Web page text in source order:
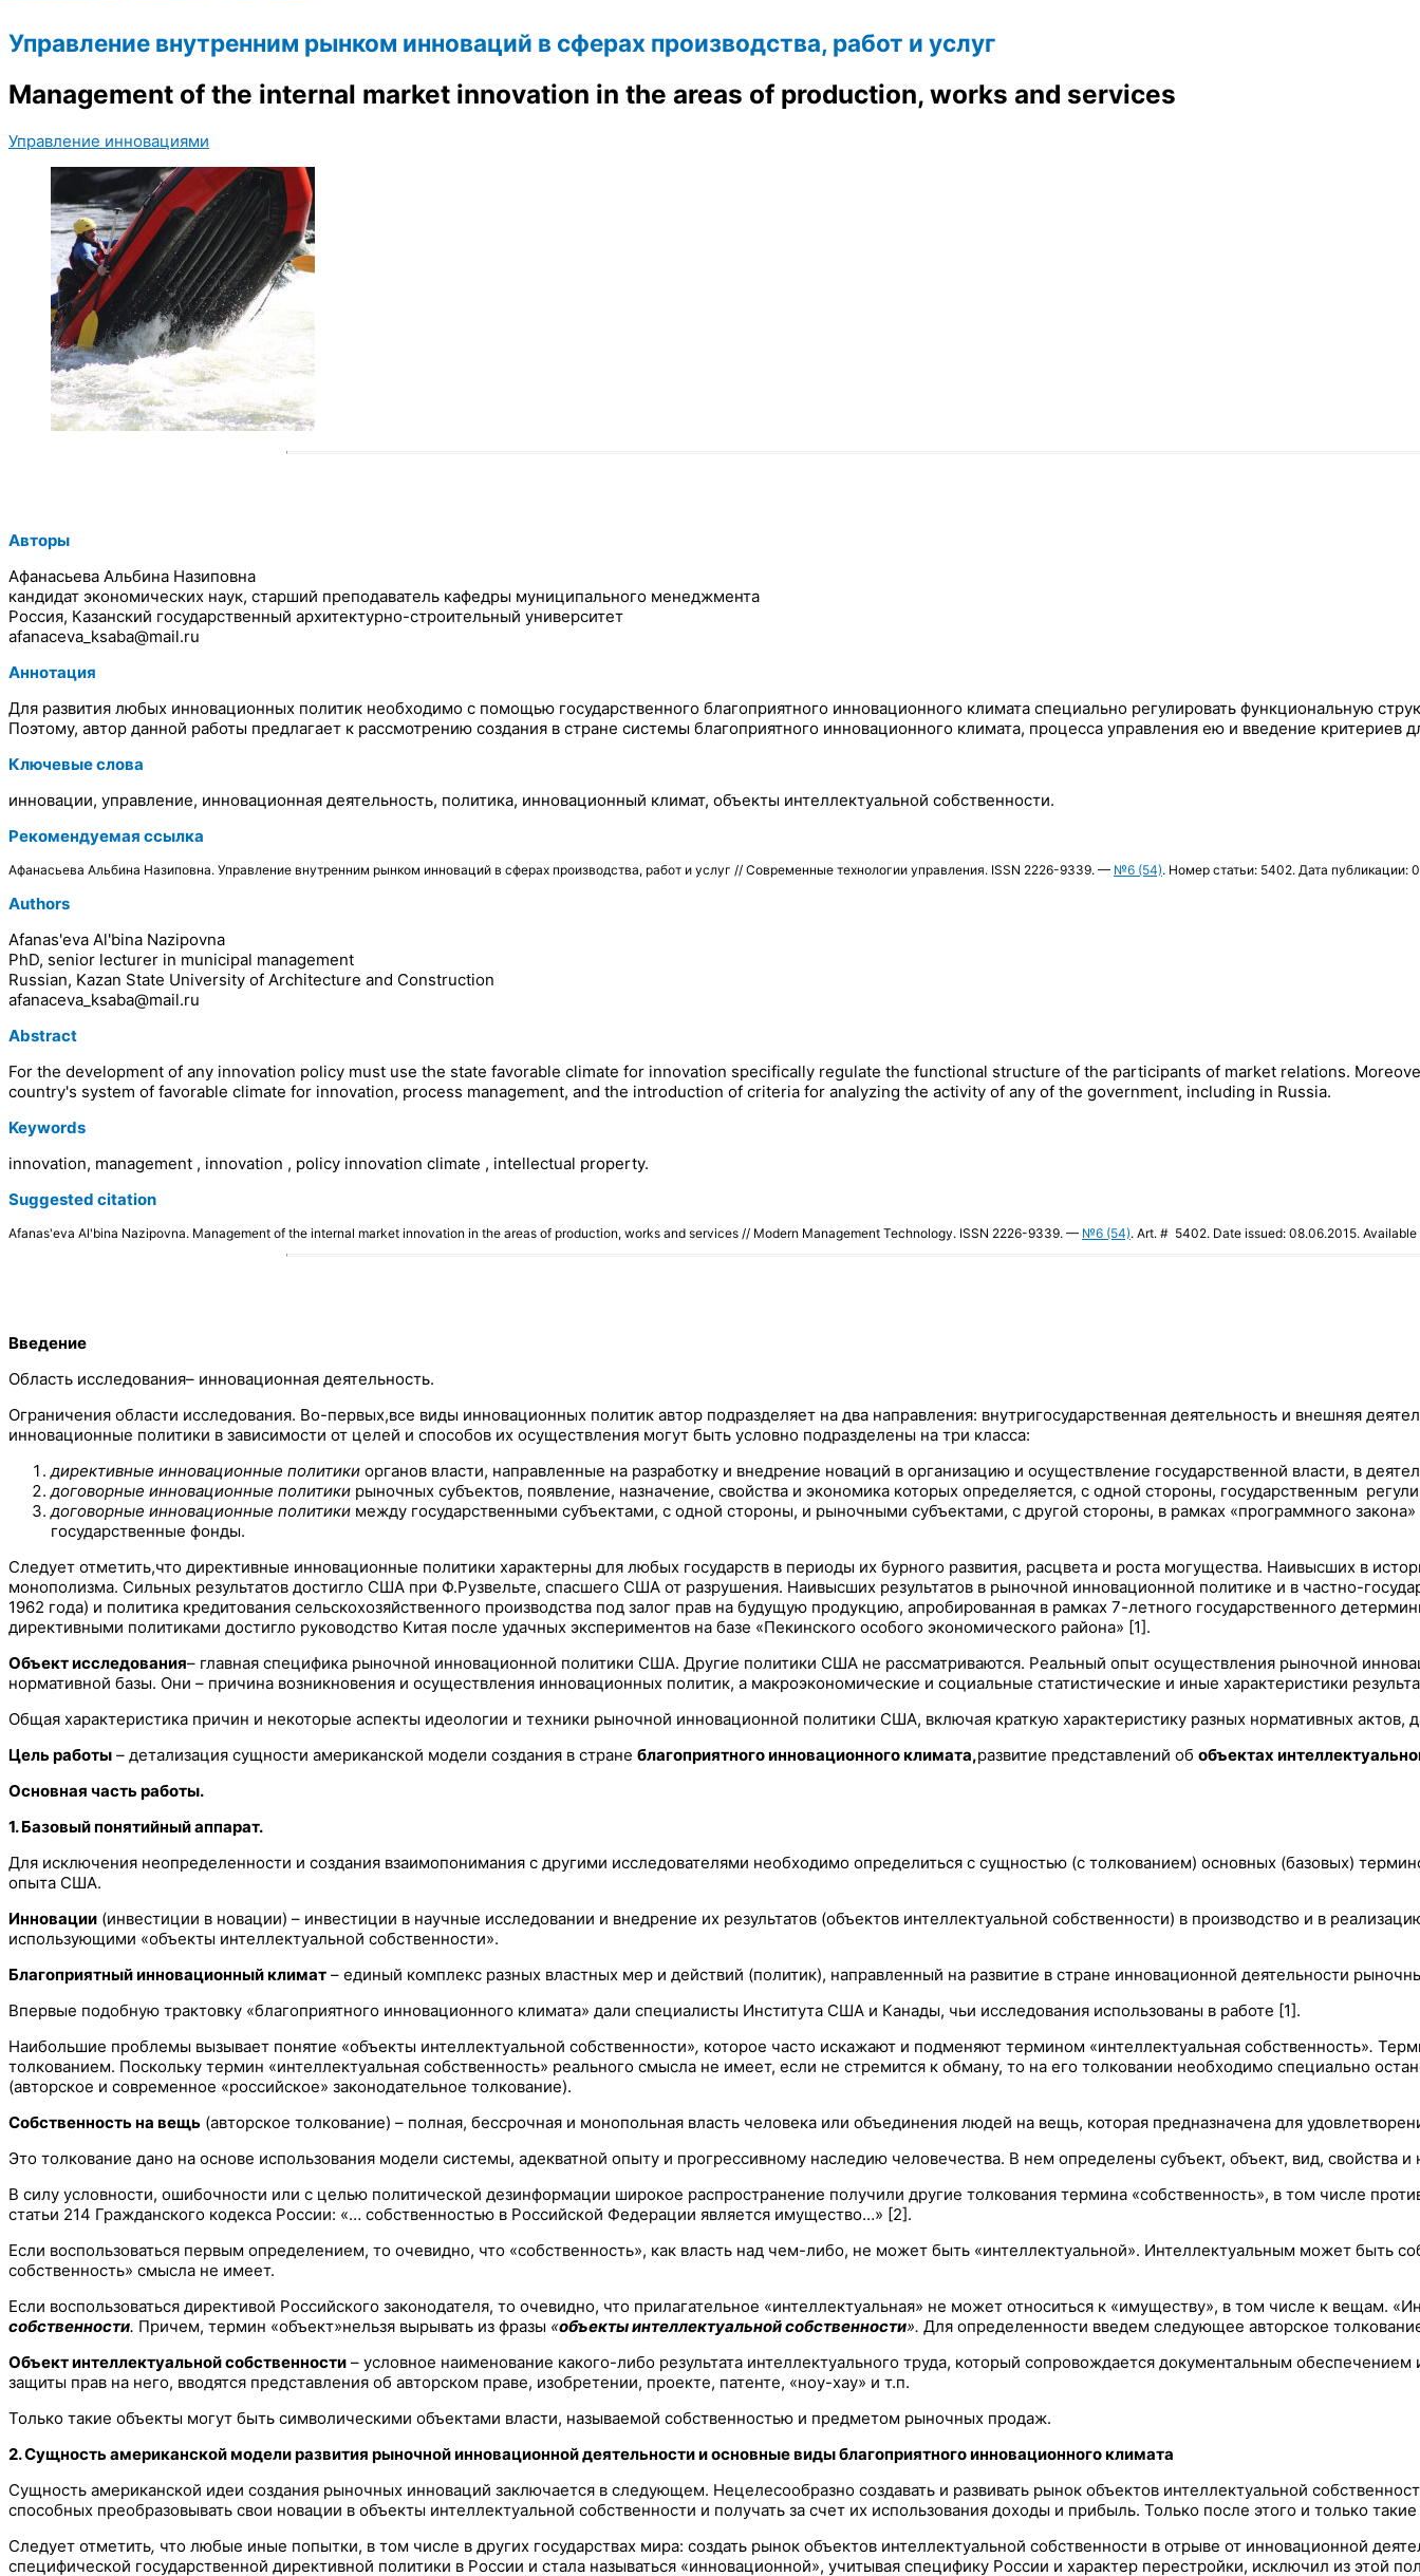
Управление внутренним рынком инноваций в сферах производства, работ и услуг
Management of the internal market innovation in the areas of production, works and services
Управление инновациями
Авторы
Афанасьева Альбина Назиповна
кандидат экономических наук, старший преподаватель кафедры муниципального менеджмента
Россия, Казанский государственный архитектурно-строительный университет
afanaceva_ksaba@mail.ru
Аннотация
Для развития любых инновационных политик необходимо с помощью государственного благоприятного инновационного климата специально регулировать функциональную
Поэтому, автор данной работы предлагает к рассмотрению создания в стране системы благоприятного инновационного климата, процесса управления ею и введение критериев
Ключевые слова
инновации, управление, инновационная деятельность, политика, инновационный климат, объекты интеллектуальной собственности.
Рекомендуемая ссылка
Афанасьева Альбина Назиповна. Управление внутренним рынком инноваций в сферах производства, работ и услуг // Современные технологии управления. ISSN 2226-9339. — №6 (54). Номер статьи: 5402. Дата
Authors
Afanas'eva Al'bina Nazipovna
PhD, senior lecturer in municipal management
Russian, Kazan State University of Architecture and Construction
afanaceva_ksaba@mail.ru
Abstract
For the development of any innovation policy must use the state favorable climate for innovation specifically regulate the functional structure of the participants of market relations.
country's system of favorable climate for innovation, process management, and the introduction of criteria for analyzing the activity of any of the government, including in Russia.
Keywords
innovation, management , innovation , policy innovation climate , intellectual property.
Suggested citation
Afanas'eva Al'bina Nazipovna. Management of the internal market innovation in the areas of production, works and services // Modern Management Technology. ISSN 2226-9339. — №6 (54). Art. # 5402. Date issued: 08.06.2015.
Введение
Область исследования– инновационная деятельность.
Ограничения области исследования. Во-первых,все виды инновационных политик автор подразделяет на два направления: внутригосударственная деятельность и внешняя
инновационные политики в зависимости от целей и способов их осуществления могут быть условно подразделены на три класса:
директивные инновационные политики органов власти, направленные на разработку и внедрение новаций в организацию и осуществление государственной власти, в
договорные инновационные политики рыночных субъектов, появление, назначение, свойства и экономика которых определяется, с одной стороны, государственным
договорные инновационные политики между государственными субъектами, с одной стороны, и рыночными субъектами, с другой стороны, в рамках «программного
государственные фонды.
Следует отметить,что директивные инновационные политики характерны для любых государств в периоды их бурного развития, расцвета и роста могущества. Наивысших в
монополизма. Сильных результатов достигло США при Ф.Рузвельте, спасшего США от разрушения. Наивысших результатов в рыночной инновационной политике и в частно-
1962 года) и политика кредитования сельскохозяйственного производства под залог прав на будущую продукцию, апробированная в рамках 7-летного государственного
директивными политиками достигло руководство Китая после удачных экспериментов на базе «Пекинского особого экономического района» [1].
Объект исследования– главная специфика рыночной инновационной политики США. Другие политики США не рассматриваются. Реальный опыт осуществления рыночной
нормативной базы. Они – причина возникновения и осуществления инновационных политик, а макроэкономические и социальные статистические и иные характеристики
Общая характеристика причин и некоторые аспекты идеологии и техники рыночной инновационной политики США, включая краткую характеристику разных нормативных
Цель работы – детализация сущности американской модели создания в стране благоприятного инновационного климата,развитие представлений об объектах
Основная часть работы.
1. Базовый понятийный аппарат.
Для исключения неопределенности и создания взаимопонимания с другими исследователями необходимо определиться с сущностью (с толкованием) основных (базовых)
опыта США.
Инновации (инвестиции в новации) – инвестиции в научные исследовании и внедрение их результатов (объектов интеллектуальной собственности) в производство и в
использующими «объекты интеллектуальной собственности».
Благоприятный инновационный климат – единый комплекс разных властных мер и действий (политик), направленный на развитие в стране инновационной деятельности
Впервые подобную трактовку «благоприятного инновационного климата» дали специалисты Института США и Канады, чьи исследования использованы в работе [1].
Наибольшие проблемы вызывает понятие «объекты интеллектуальной собственности», которое часто искажают и подменяют термином «интеллектуальная собственность».
толкованием. Поскольку термин «интеллектуальная собственность» реального смысла не имеет, если не стремится к обману, то на его толковании необходимо специально
(авторское и современное «российское» законодательное толкование).
Собственность на вещь (авторское толкование) – полная, бессрочная и монопольная власть человека или объединения людей на вещь, которая предназначена для
Это толкование дано на основе использования модели системы, адекватной опыту и прогрессивному наследию человечества. В нем определены субъект, объект, вид,
В силу условности, ошибочности или с целью политической дезинформации широкое распространение получили другие толкования термина «собственность», в том числе
статьи 214 Гражданского кодекса России: «… собственностью в Российской Федерации является имущество…» [2].
Если воспользоваться первым определением, то очевидно, что «собственность», как власть над чем-либо, не может быть «интеллектуальной». Интеллектуальным может быть
собственность» смысла не имеет.
Если воспользоваться директивой Российского законодателя, то очевидно, что прилагательное «интеллектуальная» не может относиться к «имуществу», в том числе к
собственности. Причем, термин «объект»нельзя вырывать из фразы «объекты интеллектуальной собственности». Для определенности введем следующее авторское
Объект интеллектуальной собственности – условное наименование какого-либо результата интеллектуального труда, который сопровождается документальным
защиты прав на него, вводятся представления об авторском праве, изобретении, проекте, патенте, «ноу-хау» и т.п.
Только такие объекты могут быть символическими объектами власти, называемой собственностью и предметом рыночных продаж.
2. Сущность американской модели развития рыночной инновационной деятельности и основные виды благоприятного инновационного климата
Сущность американской идеи создания рыночных инноваций заключается в следующем. Нецелесообразно создавать и развивать рынок объектов интеллектуальной
способных преобразовывать свои новации в объекты интеллектуальной собственности и получать за счет их использования доходы и прибыль. Только после этого и только
Следует отметить, что любые иные попытки, в том числе в других государствах мира: создать рынок объектов интеллектуальной собственности в отрыве от инновационной
специфической государственной директивной политики в России и стала называться «инновационной», учитывая специфику России и характер перестройки, исключил из этой